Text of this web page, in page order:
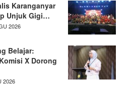
Karanganyar
Unjuk Gigi…
2026
Belajar:
X Dorong
2026